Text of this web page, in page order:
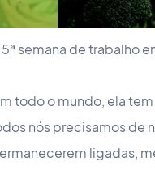
semana de trabalho
todo o mundo, ela
nós precisamos de
ligadas,